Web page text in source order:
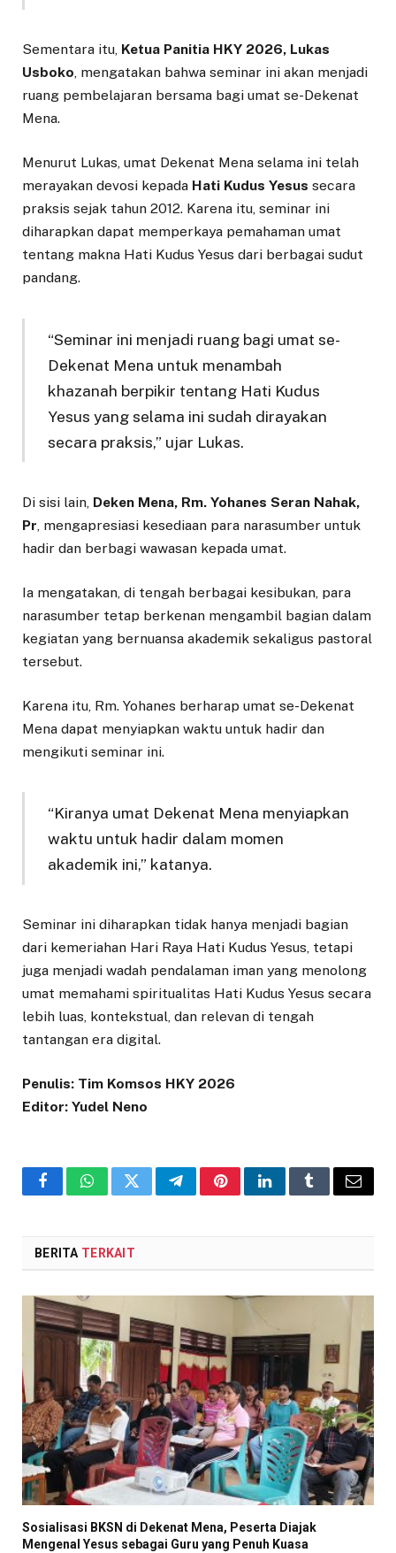
Sementara itu, Ketua Panitia HKY 2026, Lukas
Usboko, mengatakan bahwa seminar ini akan menjadi
ruang pembelajaran bersama bagi umat se-Dekenat
Mena.
Menurut Lukas, umat Dekenat Mena selama ini telah
merayakan devosi kepada Hati Kudus Yesus secara
praksis sejak tahun 2012. Karena itu, seminar ini
diharapkan dapat memperkaya pemahaman umat
tentang makna Hati Kudus Yesus dari berbagai sudut
pandang.
“Seminar ini menjadi ruang bagi umat se-
Dekenat Mena untuk menambah
khazanah berpikir tentang Hati Kudus
Yesus yang selama ini sudah dirayakan
secara praksis,” ujar Lukas.
Di sisi lain, Deken Mena, Rm. Yohanes Seran Nahak,
Pr , mengapresiasi kesediaan para narasumber untuk
hadir dan berbagi wawasan kepada umat.
Ia mengatakan, di tengah berbagai kesibukan, para
narasumber tetap berkenan mengambil bagian dalam
kegiatan yang bernuansa akademik sekaligus pastoral
tersebut.
Karena itu, Rm. Yohanes berharap umat se-Dekenat
Mena dapat menyiapkan waktu untuk hadir dan
mengikuti seminar ini.
“Kiranya umat Dekenat Mena menyiapkan
waktu untuk hadir dalam momen
akademik ini,” katanya.
Seminar ini diharapkan tidak hanya menjadi bagian
dari kemeriahan Hari Raya Hati Kudus Yesus, tetapi
juga menjadi wadah pendalaman iman yang menolong
umat memahami spiritualitas Hati Kudus Yesus secara
lebih luas, kontekstual, dan relevan di tengah
tantangan era digital.
Penulis: Tim Komsos HKY 2026
Editor: Yudel Neno
FacebookWhatsAppTwitterTelegramPinterestLinkedInTumblrEmail
BERITA TERKAIT
Sosialisasi BKSN di Dekenat Mena, Peserta Diajak
Mengenal Yesus sebagai Guru yang Penuh Kuasa